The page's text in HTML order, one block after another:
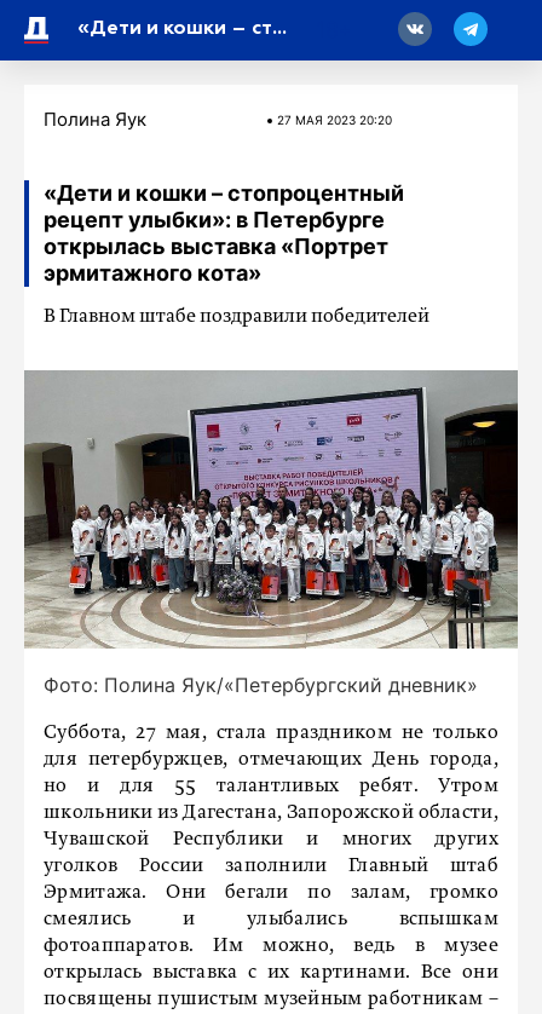
«Дети и кошки – стопроцентный рецепт улыбки»: в Петербурге открылась выставка «Портрет эрмитажного кота»
Полина Яук 27 МАЯ 2023 20:20
«Дети и кошки – стопроцентный
рецепт улыбки»: в Петербурге
открылась выставка «Портрет
эрмитажного кота»
В Главном штабе поздравили победителей
Фото: Полина Яук/«Петербургский дневник»
Суббота, 27 мая, стала праздником не только
для петербуржцев, отмечающих День города,
но и для 55 талантливых ребят. Утром
школьники из Дагестана, Запорожской области,
Чувашской Республики и многих других
уголков России заполнили Главный штаб
Эрмитажа. Они бегали по залам, громко
смеялись и улыбались вспышкам
фотоаппаратов. Им можно, ведь в музее
открылась выставка с их картинами. Все они
посвящены пушистым музейным работникам –